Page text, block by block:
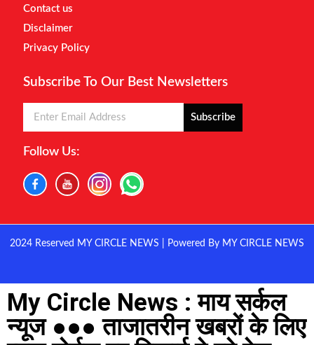
Contact us
Disclaimer
Privacy Policy
Subscribe To Our Best Newsletters
Subscribe
Follow Us:
2024 Reserved MY CIRCLE NEWS | Powered By MY CIRCLE NEWS
My Circle News : माय सर्कल
न्यूज ●●● ताजातरीन खबरों के लिए